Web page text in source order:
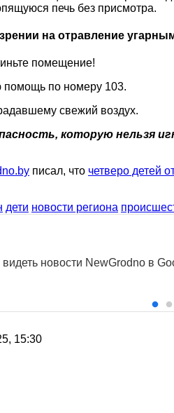
печь без присмотра.
на отравление
помещение!
помощь по номеру 103.
свежий воздух.
которую нельзя
писал, что четверо детей
дети новости региона
новости NewGrodno в
15:30